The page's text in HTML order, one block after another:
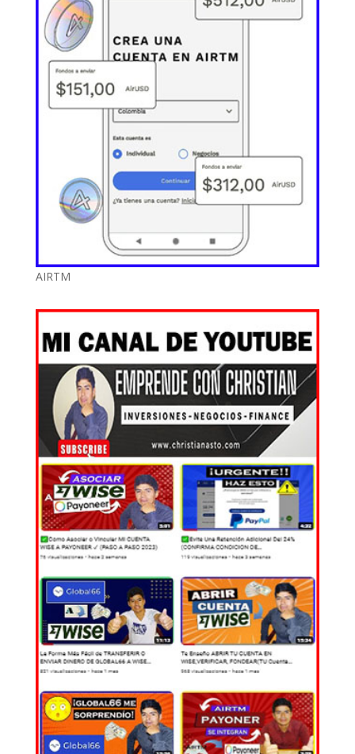
AIRTM